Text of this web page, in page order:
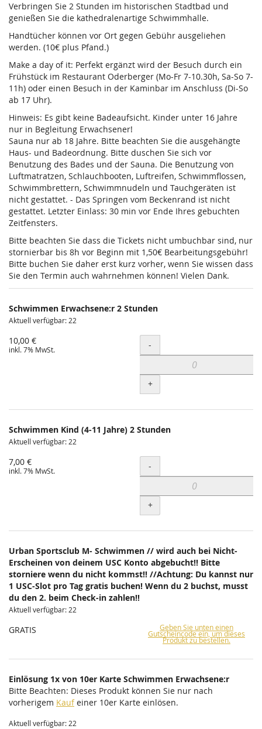
Verbringen Sie 2 Stunden im historischen Stadtbad und
genießen Sie die kathedralenartige Schwimmhalle.
Handtücher können vor Ort gegen Gebühr ausgeliehen
werden. (10€ plus Pfand.)
Make a day of it: Perfekt ergänzt wird der Besuch durch ein
Frühstück im Restaurant Oderberger (Mo-Fr 7-10.30h, Sa-So 7-
11h) oder einen Besuch in der Kaminbar im Anschluss (Di-So
ab 17 Uhr).
Hinweis: Es gibt keine Badeaufsicht. Kinder unter 16 Jahre
nur in Begleitung Erwachsener!
Sauna nur ab 18 Jahre. Bitte beachten Sie die ausgehängte
Haus- und Badeordnung. Bitte duschen Sie sich vor
Benutzung des Bades und der Sauna. Die Benutzung von
Luftmatratzen, Schlauchbooten, Luftreifen, Schwimmflossen,
Schwimmbrettern, Schwimmnudeln und Tauchgeräten ist
nicht gestattet. - Das Springen vom Beckenrand ist nicht
gestattet. Letzter Einlass: 30 min vor Ende Ihres gebuchten
Zeitfensters.
Bitte beachten Sie dass die Tickets nicht umbuchbar sind, nur
stornierbar bis 8h vor Beginn mit 1,50€ Bearbeitungsgebühr!
Bitte buchen Sie daher erst kurz vorher, wenn Sie wissen dass
Sie den Termin auch wahrnehmen können! Vielen Dank.
Schwimmen Erwachsene:r 2 Stunden
Aktuell verfügbar: 22
10,00 €
inkl. 7% MwSt. Menge
-
+
Schwimmen Kind (4-11 Jahre) 2 Stunden
Aktuell verfügbar: 22
7,00 €
inkl. 7% MwSt. Menge
-
+
Urban Sportsclub M- Schwimmen // wird auch bei Nicht-
Erscheinen von deinem USC Konto abgebucht!! Bitte
storniere wenn du nicht kommst!! //Achtung: Du kannst nur
1 USC-Slot pro Tag gratis buchen! Wenn du 2 buchst, musst
du den 2. beim Check-in zahlen!!
Aktuell verfügbar: 22
GRATIS Geben Sie unten einen
Gutscheincode ein, um dieses
Produkt zu bestellen.
Einlösung 1x von 10er Karte Schwimmen Erwachsene:r
Bitte Beachten: Dieses Produkt können Sie nur nach
vorherigem Kaufeiner 10er Karte einlösen.
Aktuell verfügbar: 22